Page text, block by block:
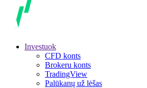
Investuok
CFD konts
Brokeru konts
TradingView
Palūkanų už lėšas